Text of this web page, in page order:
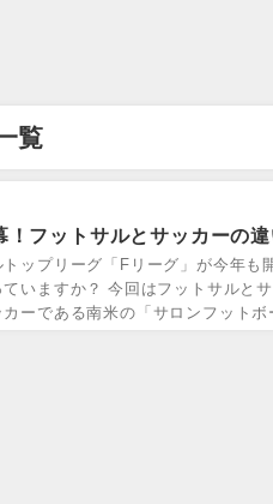
覧
！フットサルとサッカーの
トップリーグ「Fリーグ」が今年
ていますか？ 今回はフットサルと
ーである南米の「サロンフット